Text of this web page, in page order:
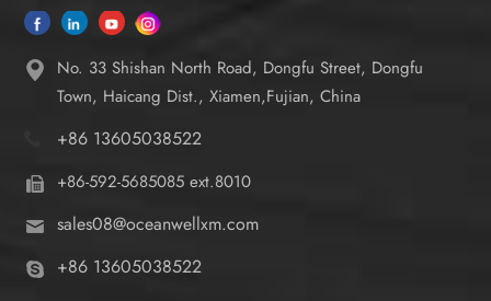
No. 33 Shishan North Road, Dongfu Street, Dongfu
Town, Haicang Dist., Xiamen,Fujian, China
+86 13605038522
+86-592-5685085 ext.8010
sales08@oceanwellxm.com
+86 13605038522